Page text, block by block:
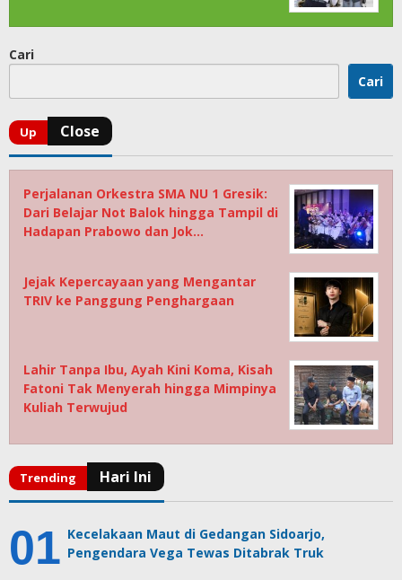
Cari
Cari
Perjalanan Orkestra SMA NU 1 Gresik:
Dari Belajar Not Balok hingga Tampil di
Hadapan Prabowo dan Jok…
Jejak Kepercayaan yang Mengantar
TRIV ke Panggung Penghargaan
Lahir Tanpa Ibu, Ayah Kini Koma, Kisah
Fatoni Tak Menyerah hingga Mimpinya
Kuliah Terwujud
Kecelakaan Maut di Gedangan Sidoarjo,
Pengendara Vega Tewas Ditabrak Truk